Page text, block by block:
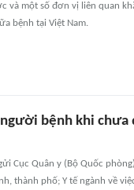
và một số đơn vị liên quan
bệnh tại Việt Nam.
bệnh khi
Cục Quân y (Bộ Quốc
thành phố; Y tế ngành về